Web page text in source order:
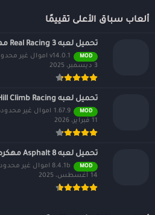
ألعاب سباق الأعلى تقييمًا
تحميل لعبه Real Racing 3 مهكره للاندرويد
MOD
v14.0.1 اموال غير محدودة
3 ديسمبر، 2025
تحميل لعبه Hill Climb Racing مهكره للاندرويد 2026
MOD
1.67.9 اموال غير محدودة
11 فبراير، 2026
تحميل لعبه Asphalt 8 مهكره للاندرويد
MOD
8.4.1b اموال غير محدودة
14 أغسطس، 2025